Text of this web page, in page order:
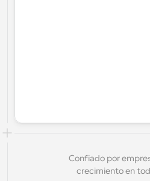
Confiado por
crecimiento en